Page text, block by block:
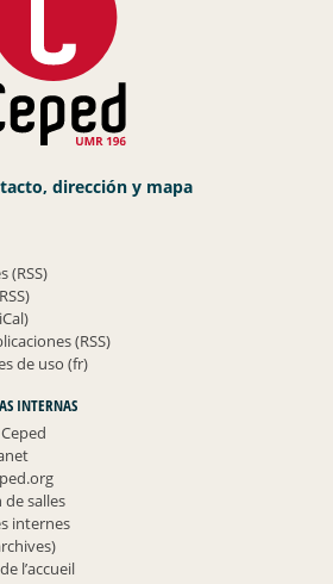
dirección y mapa
(RSS)
(RSS)
de uso (fr)
INTERNAS
de salles
internes
l’accueil